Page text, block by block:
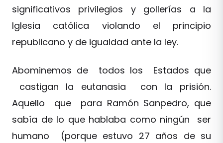
significativos privilegios y gollerías a la
Iglesia católica violando el principio
republicano y de igualdad ante la ley.
Abominemos de todos los Estados que
castigan la eutanasia con la prisión.
Aquello que para Ramón Sanpedro, que
sabía de lo que hablaba como ningún ser
humano (porque estuvo 27 años de su